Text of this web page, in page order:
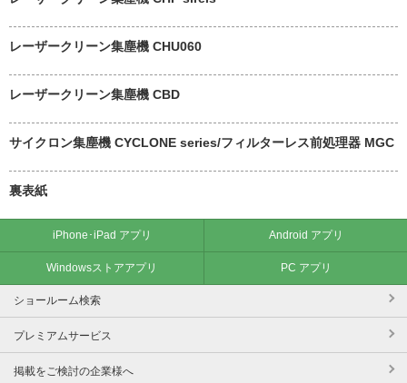
レーザークリーン集塵機 CHU060
レーザークリーン集塵機 CBD
サイクロン集塵機 CYCLONE series/フィルターレス前処理器 MGC
裏表紙
iPhone･iPad アプリ Android アプリ
Windowsストアアプリ PC アプリ
ショールーム検索
プレミアムサービス
掲載をご検討の企業様へ